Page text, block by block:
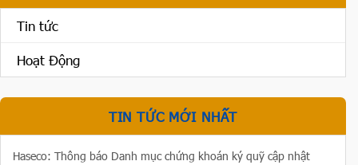
Tin tức
Hoạt Động
TIN TỨC MỚI NHẤT
Haseco: Thông báo Danh mục chứng khoán ký quỹ cập nhật